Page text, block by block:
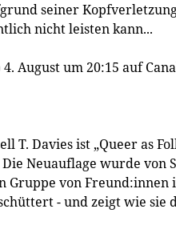
seiner
nicht leisten kann...
August um 20:15 auf
T. Davies ist „Queer as
Neuauflage wurde von
von Freund:innen
- und zeigt wie sie